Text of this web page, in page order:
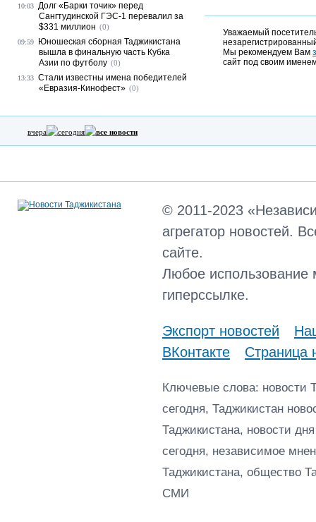
Уважаемый
Мы рекомендуем Вам
сайт под своим
10:03 Долг «Барки точик» перед
Сангтудинской ГЭС-1 перевалил за
$331 миллион (0)
09:59
Юношеская сборная Таджикистана
вышла в финальную часть Кубка
Азии по футболу (0)
13:33 Стали известны имена победителей
«Евразия-Кинофест» (0)
вчера сегодня все новости
© 2011-2023
агрегатор новостей.
сайте.
Любое использование
гиперссылке.
Экспорт новостей
ВКонтакте
Страница
Ключевые слова: новости
сегодня, Таджикистан
Таджикистана, новости
сегодня, независимое
Таджикистана, общество
СМИ